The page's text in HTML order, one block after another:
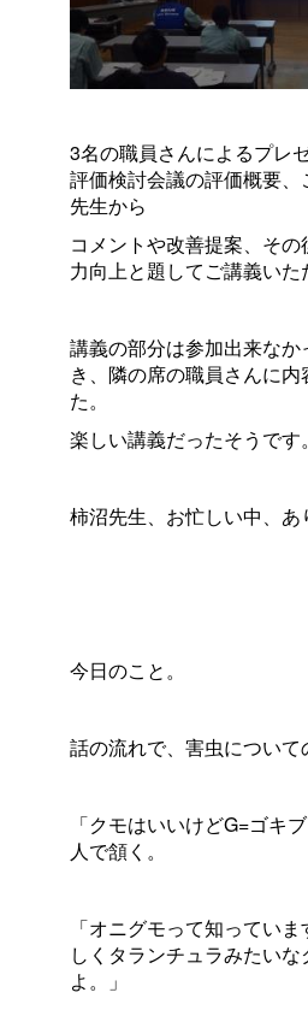
3名の職員さんによるプレ
評価検討会議の評価概要
先生から
コメントや改善提案、そ
力向上と題してご講義いた
講義の部分は参加出来な
き、隣の席の職員さんに
た。
楽しい講義だったそうです。
柿沼先生、お忙しい中、あ
今日のこと。
話の流れで、害虫について
「クモはいいけどG=ゴキ
人で頷く。
「オニグモって知ってい
しくタランチュラみたい
よ。」